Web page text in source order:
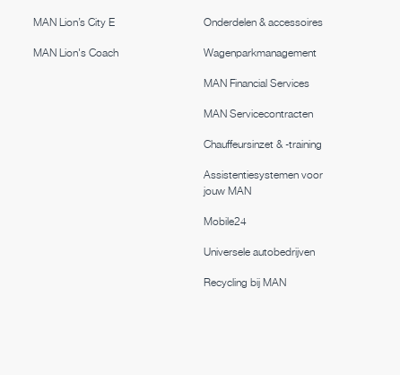
MAN Lion’s City E
MAN Lion's Coach
Onderdelen & accessoires
Wagenparkmanagement
MAN Financial Services
MAN Servicecontracten
Chauffeursinzet & -training
Assistentiesystemen voor
jouw MAN
Mobile24
Universele autobedrijven
Recycling bij MAN